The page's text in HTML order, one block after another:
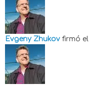
Evgeny Zhukov firmó el